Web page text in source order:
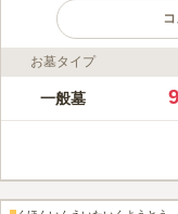
ライフドット編集部のコ
平成23年に完
り、370年以
口コミ評価
お墓タイプ
一般墓